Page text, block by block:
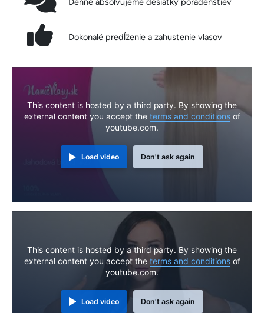
Dokonalé predĺženie a zahustenie vlasov
This content is hosted by a third party. By showing the
external content you accept the terms and conditionsof
youtube.com.
Load video Don't ask again
This content is hosted by a third party. By showing the
external content you accept the terms and conditionsof
youtube.com.
Load video Don't ask again